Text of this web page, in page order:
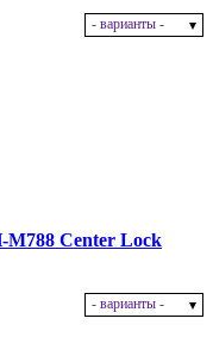
- варианты -
M788 Center Lock
- варианты -